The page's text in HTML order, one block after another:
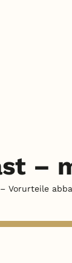
–
Vorurteile